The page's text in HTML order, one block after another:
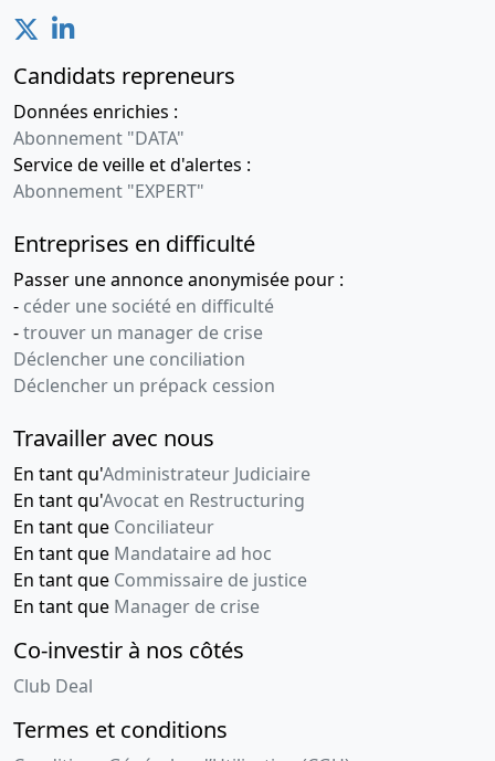
Candidats repreneurs
Données enrichies :
Abonnement "DATA"
Service de veille et d'alertes :
Abonnement "EXPERT"
Entreprises en difficulté
Passer une annonce anonymisée pour :
- céder une société en difficulté
-trouver un manager de crise
Déclencher une conciliation
Déclencher un prépack cession
Travailler avec nous
En tant qu'Administrateur Judiciaire
En tant qu'Avocat en Restructuring
En tant que Conciliateur
En tant que Mandataire ad hoc
En tant que Commissaire de justice
En tant que Manager de crise
Co-investir à nos côtés
Club Deal
Termes et conditions